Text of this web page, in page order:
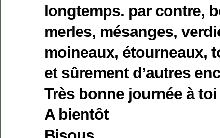
longtemps. par contre,
merles, mésanges,
moineaux, étourneaux,
et sûrement d’autres
Très bonne journée à
A bientôt